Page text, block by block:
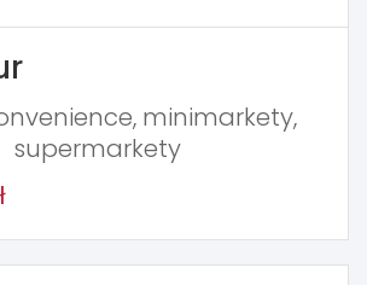
minimarkety,
supermarkety